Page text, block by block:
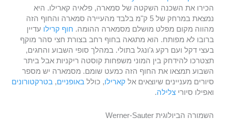
הכירו את השכנה השקטה של סמארה, פלאיה קארילו. היא
נמצאת במרחק של 5 ק"מ בלבד מהעיירה סמארה והחוף הזה
מהווה מקום מפלט מושלם מסמארה ההומה. חוף קרילו עדיין
ברובו לא מפותח. הוא מתגאה בחוף רחב בצורת חצי סהר מוקף
בעצי דקל ועם רקע ג'ונגל בתולי. במהלך סופי השבוע והחגים,
תצטרכו להידחק בין המוני משפחות קוסטה ריקניות אבל ביתר
השבוע תמצאו את החוף הזה כמעט שומם. מסמארה יש מספר
סיורים מעניינים שיוצאים אל קארילו, כולל באופניים, בטרקטורונים
ואפילו סיוריצלילה.
השמורה הביולוגית Werner-Sauter